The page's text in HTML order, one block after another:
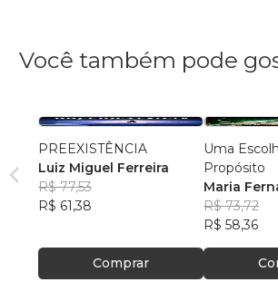
Você também pode
PREEXISTÊNCIA
Luiz Miguel Ferreira
R$ 77,53
R$ 61,38
Comprar
Uma
Propósito
Maria
R$ 73,72
R$ 58,36